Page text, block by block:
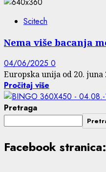
Scitech
Nema više bacanja
04/06/2025 0
Europska unija od 20.
Pročitaj više
Pretraga
Facebook stranica: